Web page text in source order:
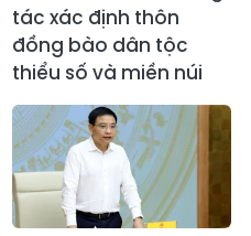
tác xác định thôn
đồng bào dân tộc
thiểu số và miền núi